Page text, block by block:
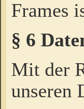
Frames
§ 6
Mit der
unseren